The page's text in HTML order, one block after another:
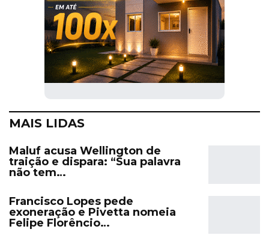
MAIS LIDAS
Maluf acusa Wellington de
traição e dispara: “Sua palavra
não tem…
Francisco Lopes pede
exoneração e Pivetta nomeia
Felipe Florêncio…